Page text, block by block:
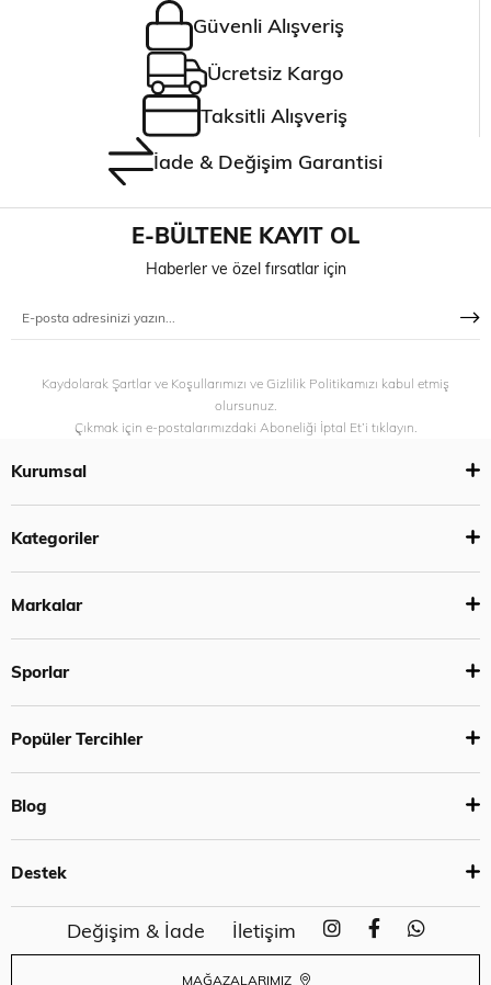
Güvenli Alışveriş
Ücretsiz Kargo
Taksitli Alışveriş
İade & Değişim Garantisi
E-BÜLTENE KAYIT OL
Haberler ve özel fırsatlar için
Kaydolarak Şartlar ve Koşullarımızı ve Gizlilik Politikamızı kabul etmiş
olursunuz.
Çıkmak için e-postalarımızdaki Aboneliği İptal Et’i tıklayın.
Kurumsal
Kategoriler
Markalar
Sporlar
Popüler Tercihler
Blog
Destek
Değişim & İade İletişim
MAĞAZALARIMIZ